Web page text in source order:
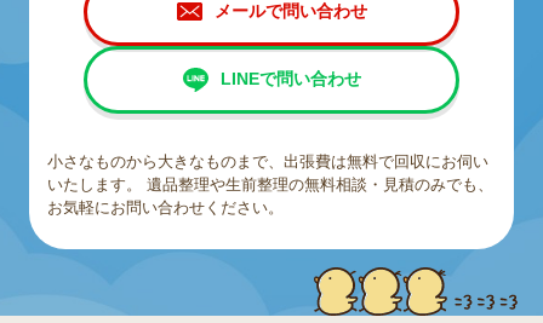
メールで問い合わせ
LINEで問い合わせ
小さなものから大きなものまで、出張費は無料で回収にお伺い
いたします。
遺品整理や生前整理の無料相談・見積のみでも、
お気軽にお問い合わせください。